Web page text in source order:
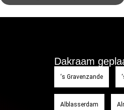
Dakraam
‘s Gravenzande
Alblasserdam